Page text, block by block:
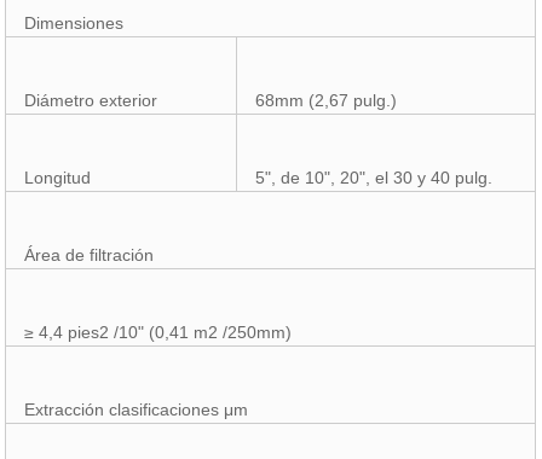
Dimensiones
Diámetro exterior 68mm (2,67 pulg.)
Longitud 5", de 10", 20", el 30 y 40 pulg.
Área de filtración
≥ 4,4 pies2 /10" (0,41 m2 /250mm)
Extracción clasificaciones μm